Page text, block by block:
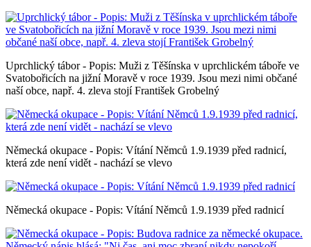
Uprchlický tábor - Popis: Muži z Těšínska v uprchlickém táboře ve
Svatobořicích na jižní Moravě v roce 1939. Jsou mezi nimi občané
naší obce, např. 4. zleva stojí František Grobelný
Německá okupace - Popis: Vítání Němců 1.9.1939 před radnicí,
která zde není vidět - nachází se vlevo
Německá okupace - Popis: Vítání Němců 1.9.1939 před radnicí